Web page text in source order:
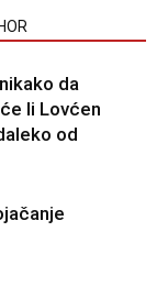
da
li Lovćen
od